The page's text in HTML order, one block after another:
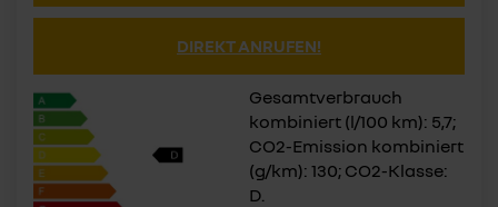
DIREKT ANRUFEN!
Gesamtverbrauch
kombiniert (l/100 km): 5,7;
CO2-Emission kombiniert
(g/km): 130; CO2-Klasse:
D.